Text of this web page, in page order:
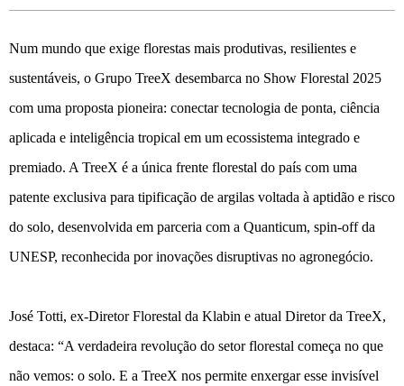
Num mundo que exige florestas mais produtivas, resilientes e
sustentáveis, o Grupo TreeX desembarca no Show Florestal 2025
com uma proposta pioneira: conectar tecnologia de ponta, ciência
aplicada e inteligência tropical em um ecossistema integrado e
premiado. A TreeX é a única frente florestal do país com uma
patente exclusiva para tipificação de argilas voltada à aptidão e risco
do solo, desenvolvida em parceria com a Quanticum, spin-off da
UNESP, reconhecida por inovações disruptivas no agronegócio.
José Totti, ex-Diretor Florestal da Klabin e atual Diretor da TreeX,
destaca: “A verdadeira revolução do setor florestal começa no que
não vemos: o solo. E a TreeX nos permite enxergar esse invisível